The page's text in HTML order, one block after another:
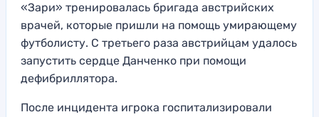
«Зари» тренировалась бригада австрийских
врачей, которые пришли на помощь умирающему
футболисту. С третьего раза австрийцам удалось
запустить сердце Данченко при помощи
дефибриллятора.
После инцидента игрока госпитализировали